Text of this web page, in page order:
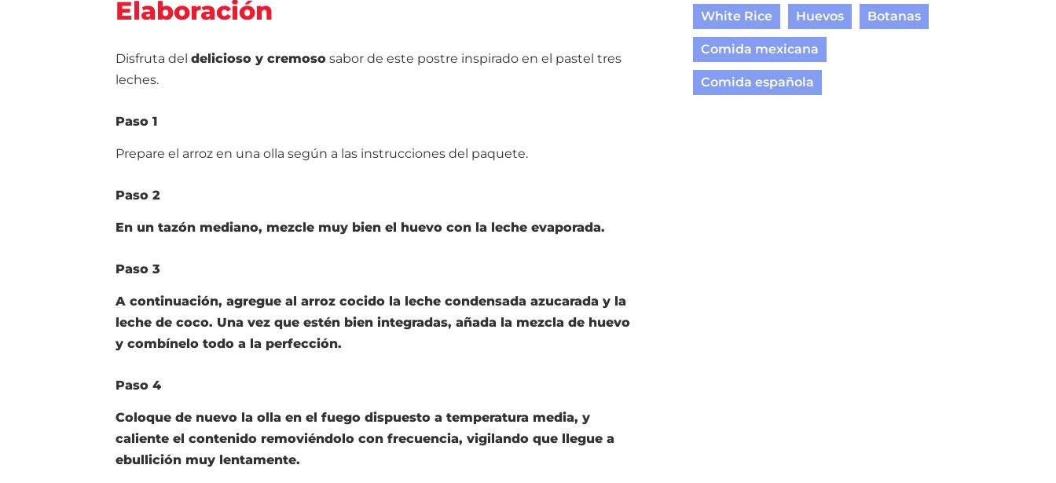
White Rice Huevos Botanas
Comida mexicana
Comida española
Elaboración
Disfruta del delicioso y cremoso sabor de este postre inspirado en el pastel tres
leches.
Paso 1
Prepare el arroz en una olla según a las instrucciones del paquete.
Paso 2
En un tazón mediano, mezcle muy bien el huevo con la leche evaporada.
Paso 3
A continuación, agregue al arroz cocido la leche condensada azucarada y la
leche de coco. Una vez que estén bien integradas, añada la mezcla de huevo
y combínelo todo a la perfección.
Paso 4
Coloque de nuevo la olla en el fuego dispuesto a temperatura media, y
caliente el contenido removiéndolo con frecuencia, vigilando que llegue a
ebullición muy lentamente.